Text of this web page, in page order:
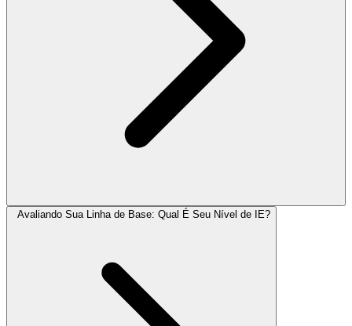
Avaliando Sua Linha de Base: Qual É Seu Nível de IE?